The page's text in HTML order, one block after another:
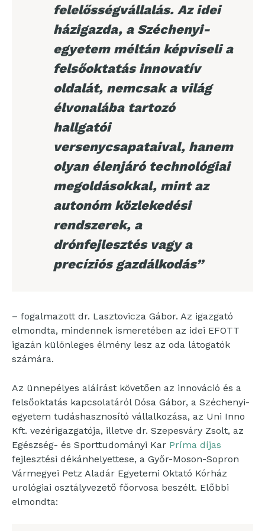
felelősségvállalás. Az idei
házigazda, a Széchenyi-
egyetem méltán képviseli a
felsőoktatás innovatív
oldalát, nemcsak a világ
élvonalába tartozó
hallgatói
versenycsapataival, hanem
olyan élenjáró technológiai
megoldásokkal, mint az
autonóm közlekedési
rendszerek, a
drónfejlesztés vagy a
precíziós gazdálkodás”
– fogalmazott dr. Lasztovicza Gábor. Az igazgató
elmondta, mindennek ismeretében az idei EFOTT
igazán különleges élmény lesz az oda látogatók
számára.
Az ünnepélyes aláírást követően az innováció és a
felsőoktatás kapcsolatáról Dósa Gábor, a Széchenyi-
egyetem tudáshasznosító vállalkozása, az Uni Inno
Kft. vezérigazgatója, illetve dr. Szepesváry Zsolt, az
Egészség- és Sporttudományi Kar Príma díjas
fejlesztési dékánhelyettese, a Győr-Moson-Sopron
Vármegyei Petz Aladár Egyetemi Oktató Kórház
urológiai osztályvezető főorvosa beszélt. Előbbi
elmondta: